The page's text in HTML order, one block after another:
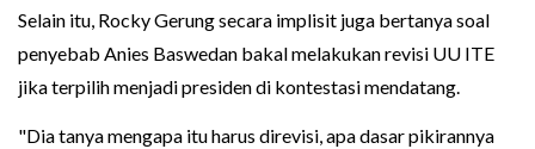
Selain itu, Rocky Gerung secara implisit juga bertanya soal
penyebab Anies Baswedan bakal melakukan revisi UU ITE
jika terpilih menjadi presiden di kontestasi mendatang.
"Dia tanya mengapa itu harus direvisi, apa dasar pikirannya